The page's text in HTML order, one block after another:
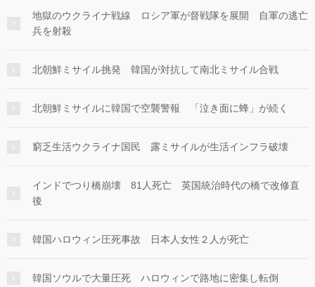
地獄のウクライナ戦線 ロシア軍が督戦隊を展開 自軍の逃亡
兵を射殺
北朝鮮ミサイル挑発 韓国が対抗して南北ミサイル合戦
北朝鮮ミサイルに韓国で空襲警報 「泣き面に蜂」が続く
窮乏生活ウクライナ国民 露ミサイルが生活インフラ破壊
インドでつり橋崩壊 81人死亡 英国統治時代の橋で改修直
後
韓国ハロウィン圧死事故 日本人女性２人が死亡
韓国ソウルで大量圧死 ハロウィンで路地に密集し転倒